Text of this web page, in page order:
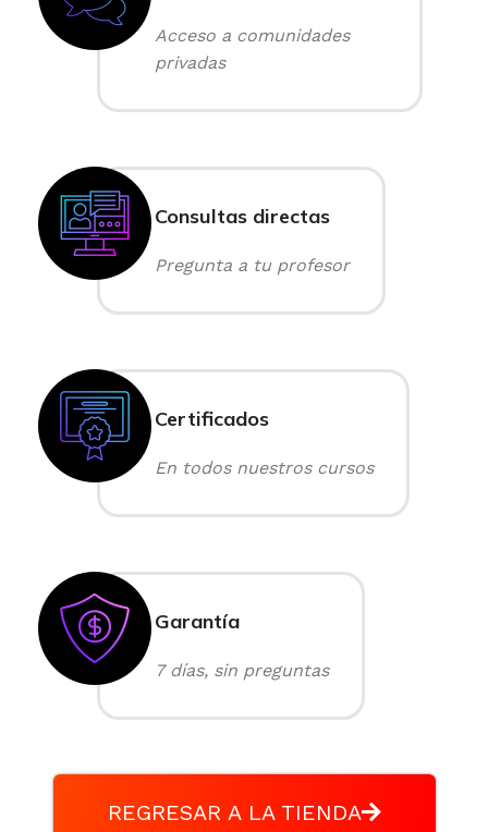
Acceso a comunidades
privadas
Consultas directas
Pregunta a tu profesor
Certificados
En todos nuestros cursos
Garantía
7 días, sin preguntas
REGRESAR A LA TIENDA